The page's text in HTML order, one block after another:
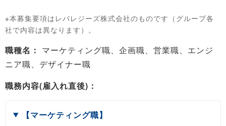
※本募集要項はレバレジーズ株式会社のものです（グループ各
社で内容は異なります）。
職種名： マーケティング職、企画職、営業職、エンジ
ニア職、デザイナー職
職務内容(雇入れ直後)：
【マーケティング職】